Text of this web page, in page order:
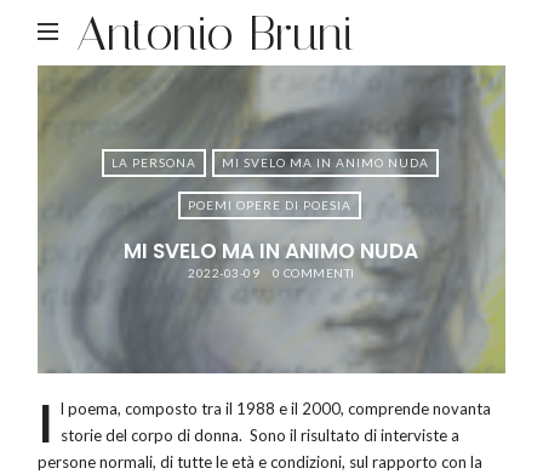
Antonio Bruni
LA PERSONA MI SVELO MA IN ANIMO NUDA
POEMI OPERE DI POESIA
MI SVELO MA IN ANIMO NUDA
2022-03-09 0 COMMENTI
I l poema, composto tra il 1988 e il 2000, comprende novanta
storie del corpo di donna. Sono il risultato di interviste a
persone normali, di tutte le età e condizioni, sul rapporto con la